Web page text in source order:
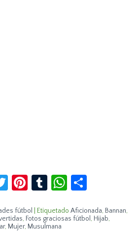
Twitter
Pinterest
TumblrWhatsApp
fútbol Etiquetado Aficionada, Bannan,
, Fotos graciosas fútbol , Hijab,
, Mujer, Musulmana